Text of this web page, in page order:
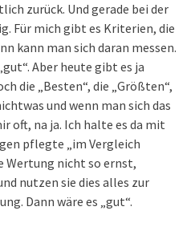
zurück. Und gerade bei der
Für mich gibt es Kriterien, die
kann man sich daran messen.
Aber heute gibt es ja
die „Besten“, die „Größten“,
und wenn man sich das
oft, na ja. Ich halte es da mit
pflegte „im Vergleich
Wertung nicht so ernst,
nutzen sie dies alles zur
Dann wäre es „gut“.